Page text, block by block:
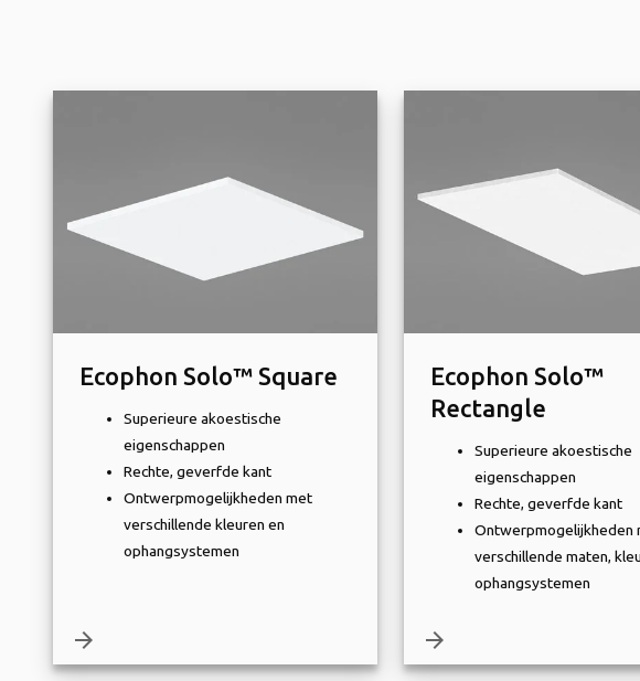
Ecophon Solo™ Square
Superieure akoestische
eigenschappen
Rechte, geverfde kant
Ontwerpmogelijkheden met
verschillende kleuren en
ophangsystemen
arrow_forward
Ecophon Solo™
Rectangle
Superieure akoestische
eigenschappen
Rechte, geverfde kant
Ontwerpmogelijkheden
verschillende maten,
ophangsystemen
arrow_forward